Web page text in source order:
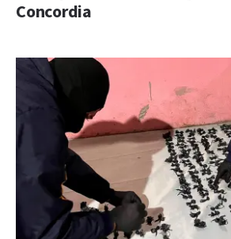
Concordia